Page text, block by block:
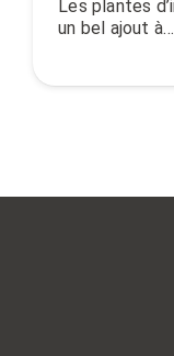
Les plantes
un bel ajout à…